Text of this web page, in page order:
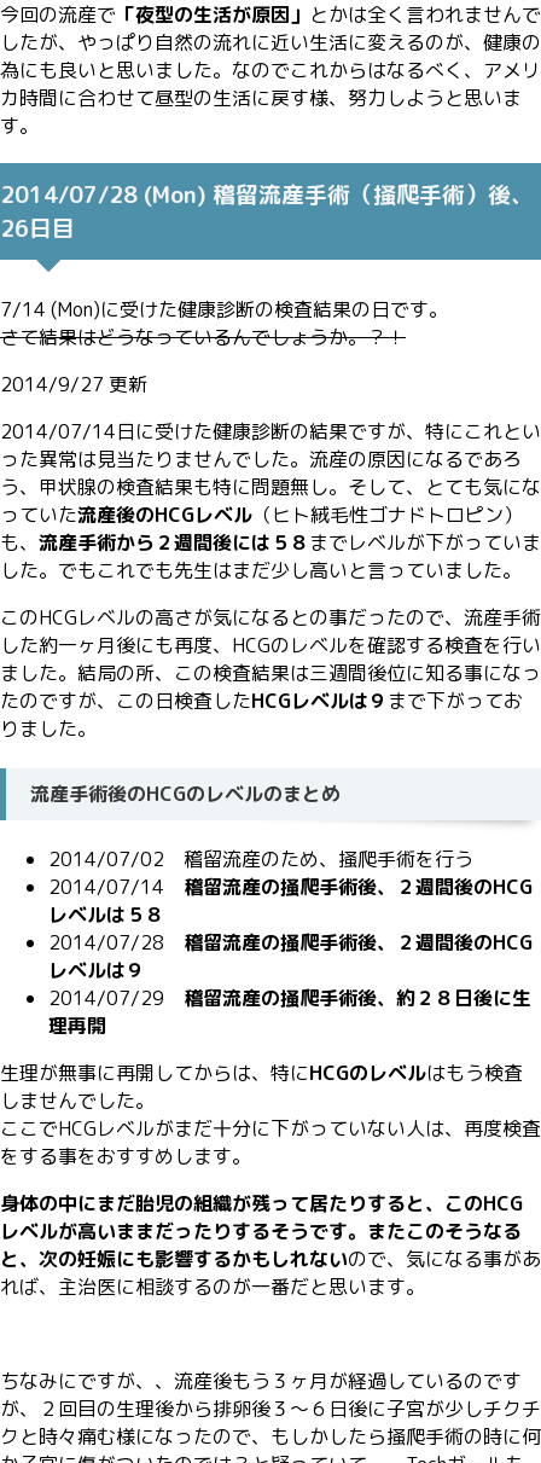
今回の流産で 「夜型の生活が原因」 とかは全く言われませんで
したが、やっぱり自然の流れに近い生活に変えるのが、健康の
為にも良いと思いました。なのでこれからはなるべく、アメリ
カ時間に合わせて昼型の生活に戻す様、努力しようと思いま
す。
2014/07/28 (Mon) 稽留流産手術（掻爬手術）後、
26日目
7/14 (Mon)に受けた健康診断の検査結果の日です。
さて結果はどうなっているんでしょうか。？！
2014/9/27 更新
2014/07/14日に受けた健康診断の結果ですが、特にこれとい
った異常は見当たりませんでした。流産の原因になるであろ
う、甲状腺の検査結果も特に問題無し。そして、とても気にな
っていた流産後のHCGレベル （ヒト絨毛性ゴナドトロピン）
も、 流産手術から２週間後には５８ までレベルが下がっていま
した。でもこれでも先生はまだ少し高いと言っていました。
このHCGレベルの高さが気になるとの事だったので、流産手術
した約一ヶ月後にも再度、HCGのレベルを確認する検査を行い
ました。結局の所、この検査結果は三週間後位に知る事になっ
たのですが、この日検査したHCGレベルは９ まで下がってお
りました。
流産手術後のHCGのレベルのまとめ
2014/07/02 稽留流産のため、掻爬手術を行う
2014/07/14 稽留流産の掻爬手術後、２週間後のHCG
レベルは５８
2014/07/28 稽留流産の掻爬手術後、２週間後のHCG
レベルは９
2014/07/29 稽留流産の掻爬手術後、約２８日後に生
理再開
生理が無事に再開してからは、特にHCGのレベルはもう検査
しませんでした。
ここでHCGレベルがまだ十分に下がっていない人は、再度検査
をする事をおすすめします。
身体の中にまだ胎児の組織が残って居たりすると、このHCG
レベルが高いままだったりするそうです。またこのそうなる
と、次の妊娠にも影響するかもしれないので、気になる事があ
れば、主治医に相談するのが一番だと思います。
ちなみにですが、、流産後もう３ヶ月が経過しているのです
が、２回目の生理後から排卵後３〜６日後に子宮が少しチクチ
クと時々痛む様になったので、もしかしたら掻爬手術の時に何